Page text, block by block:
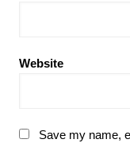
Website
Save my name,